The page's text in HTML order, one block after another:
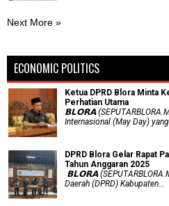
Next More »
ECONOMIC POLITICS
Ketua DPRD Blora Minta
Perhatian Utama
​𝗕𝗟𝗢𝗥𝗔
Internasional (May Day)
DPRD Blora Gelar Rapat
Tahun Anggaran 2025
𝗕𝗟𝗢𝗥𝗔
Daerah (DPRD) Kabupaten...